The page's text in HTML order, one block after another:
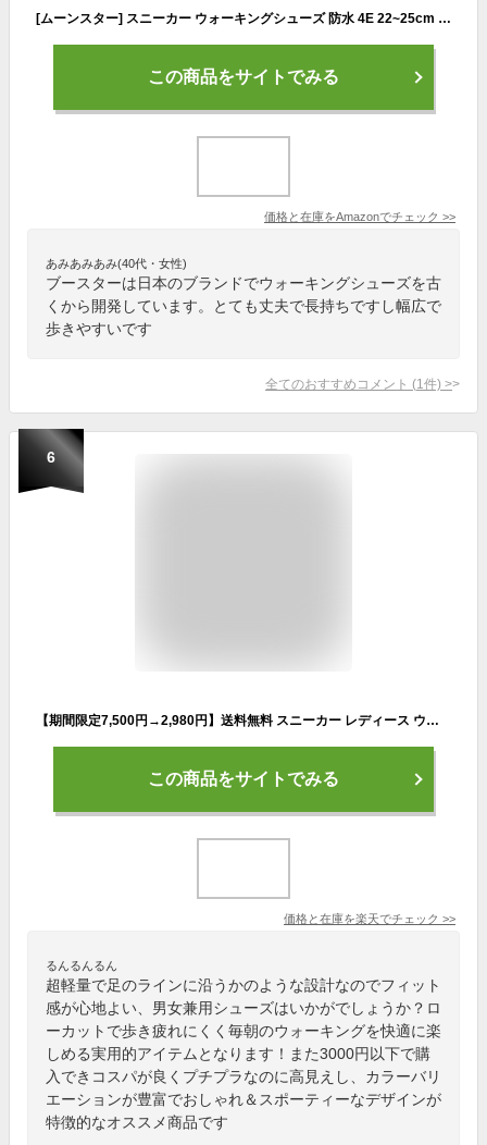
[ムーンスター] スニーカー ウォーキングシューズ 防水 4E 22~25cm レディース SPLT L172 オーク 23.0 cm
この商品をサイトでみる
価格と在庫をAmazonでチェック >>
あみあみあみ(40代・女性)
ブースターは日本のブランドでウォーキングシューズを古
くから開発しています。とても丈夫で長持ちですし幅広で
歩きやすいです
全てのおすすめコメント (1 件) >
6
【期間限定7,500円→2,980円】送料無料 スニーカー レディース ウォーキングシューズ ランニングシューズ 運動靴 軽量 ローカット ランニング スポーツシューズ ウォーキング 白 黒 軽い 疲れない クッション カジュアルシューズ 通勤 通学 トレーニングシューズ
この商品をサイトでみる
価格と在庫を楽天でチェック >>
るんるんるん
超軽量で足のラインに沿うかのような設計なのでフィット
感が心地よい、男女兼用シューズはいかがでしょうか？ロ
ーカットで歩き疲れにくく毎朝のウォーキングを快適に楽
しめる実用的アイテムとなります！また3000円以下で購
入できコスパが良くプチプラなのに高見えし、カラーバリ
エーションが豊富でおしゃれ＆スポーティーなデザインが
特徴的なオススメ商品です